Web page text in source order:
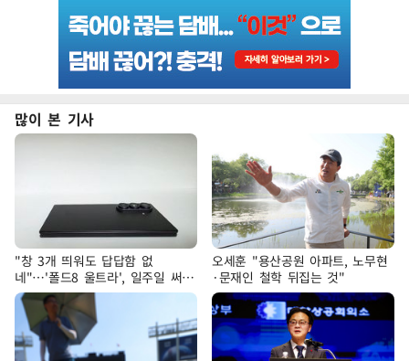
많이 본 기사
"창 3개 띄워도 답답함 없
네"…'폴드8 울트라', 일주일 써보
니
오세훈 "용산공원 아파트, 노무현
·문재인 철학 뒤집는 것"